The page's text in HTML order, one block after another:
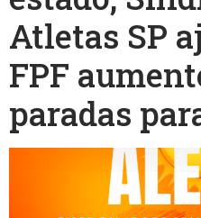
Atletas SP
FPF
paradas